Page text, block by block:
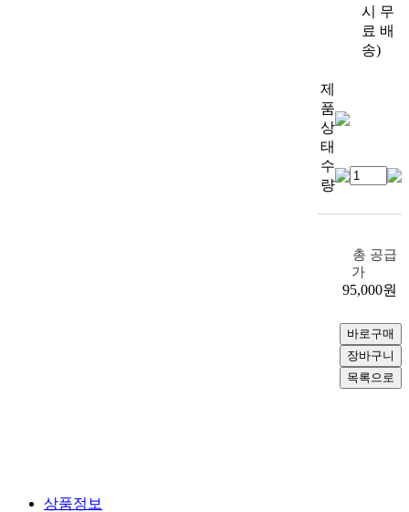
시 무
료 배
송)
제
품
상
태
수
량
총 공급
가
95,000원
상품정보